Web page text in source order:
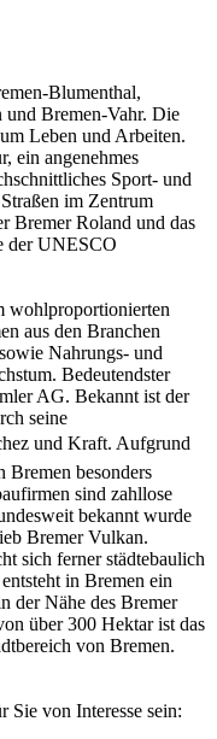
Blumenthal,
und Bremen-Vahr. Die
Leben und Arbeiten.
ein angenehmes
Sport- und
im Zentrum
Bremer Roland und das
der UNESCO
wohlproportionierten
aus den Branchen
Nahrungs- und
Bedeutendster
AG. Bekannt ist der
seine
und Kraft. Aufgrund
Bremen besonders
sind zahllose
bekannt wurde
Bremer Vulkan.
sich ferner städtebaulich
in Bremen ein
der Nähe des Bremer
über 300 Hektar ist das
von Bremen.
Sie von Interesse sein: